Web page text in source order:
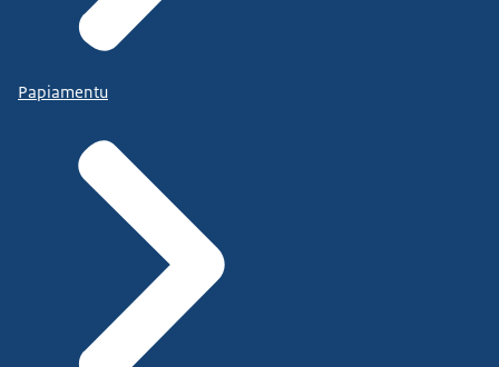
Papiamentu